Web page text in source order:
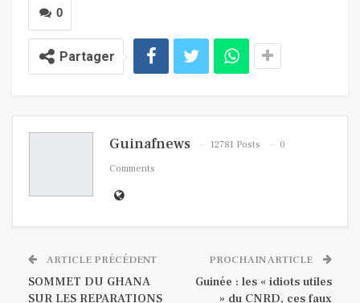
0
Partager
Guinafnews 12781 Posts
0
Comments
ARTICLE PRÉCÉDENT
SOMMET DU GHANA
SUR LES REPARATIONS
PROCHAIN ARTICLE
Guinée : les « idiots utiles
» du CNRD, ces faux